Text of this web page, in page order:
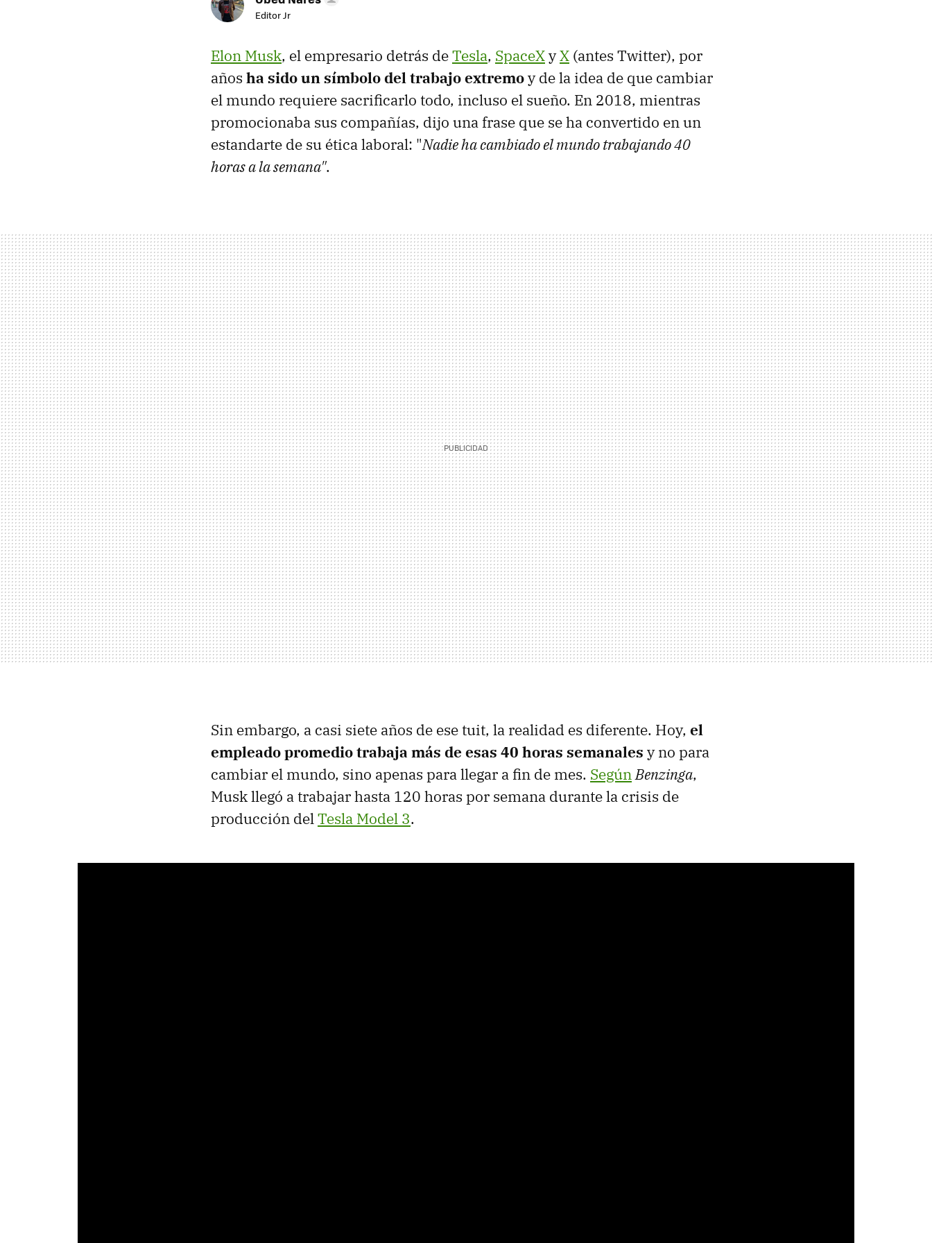
Editor Jr
Elon Musk, el empresario detrás deTesla, SpaceXyX (antes Twitter), por
años ha sido un símbolo del trabajo extremoy de la idea de que cambiar
el mundo requiere sacrificarlo todo, incluso el sueño. En 2018, mientras
promocionaba sus compañías, dijo una frase que se ha convertido en un
estandarte de su ética laboral: "Nadie ha cambiado el mundo trabajando 40
horas a la semana".
Sin embargo, a casi siete años de ese tuit, la realidad es diferente. Hoy, el
empleado promedio trabaja más de esas 40 horas semanales y no para
cambiar el mundo, sino apenas para llegar a fin de mes. SegúnBenzinga,
Musk llegó a trabajar hasta 120 horas por semana durante la crisis de
producción delTesla Model 3.